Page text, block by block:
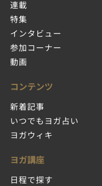
連載
特集
インタビュー
参加コーナー
動画
コンテンツ
新着記事
いつでもヨガ占い
ヨガウィキ
ヨガ講座
日程で探す